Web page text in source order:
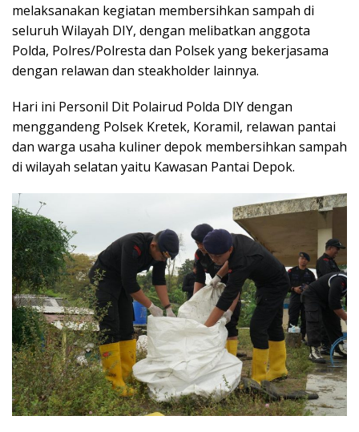
melaksanakan kegiatan membersihkan sampah di
seluruh Wilayah DIY, dengan melibatkan anggota
Polda, Polres/Polresta dan Polsek yang bekerjasama
dengan relawan dan steakholder lainnya.
Hari ini Personil Dit Polairud Polda DIY dengan
menggandeng Polsek Kretek, Koramil, relawan pantai
dan warga usaha kuliner depok membersihkan sampah
di wilayah selatan yaitu Kawasan Pantai Depok.